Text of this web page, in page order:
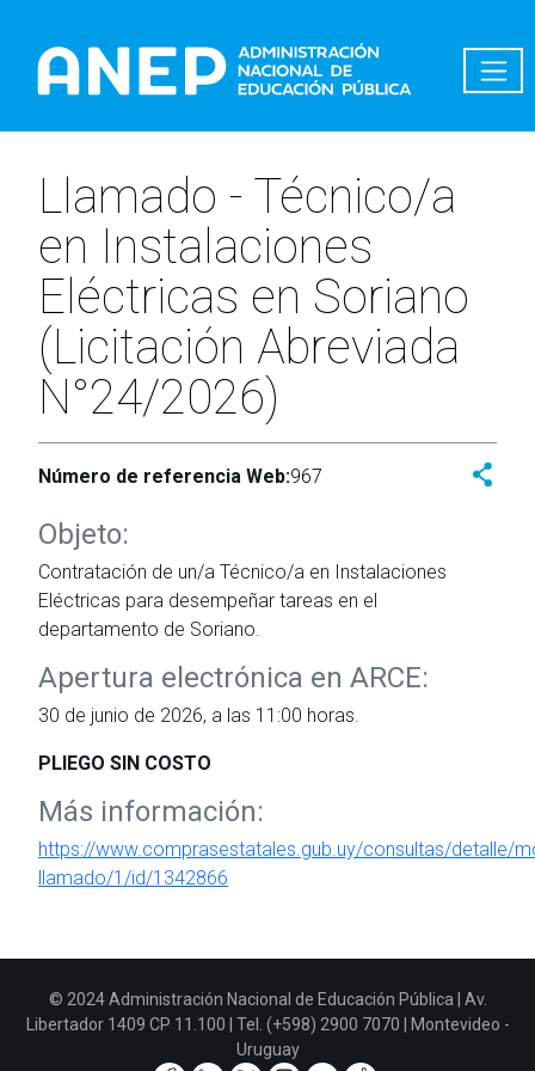
Llamado - Técnico/a
en Instalaciones
Eléctricas en Soriano
(Licitación Abreviada
N°24/2026)
Número de referencia Web:967
Objeto:
Contratación de un/a Técnico/a en Instalaciones
Eléctricas para desempeñar tareas en el
departamento de Soriano.
Apertura electrónica en ARCE:
30 de junio de 2026, a las 11:00 horas.
PLIEGO SIN COSTO
Más información:
https://www.comprasestatales.gub.uy/consultas/detalle/
llamado/1/id/1342866
© 2024 Administración Nacional de Educación Pública | Av.
Libertador 1409 CP 11.100 | Tel. (+598) 2900 7070 | Montevideo -
Uruguay